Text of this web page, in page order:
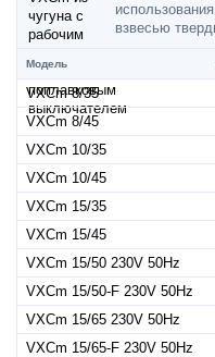
взвесью
Модель
VXCm 8/35
VXCm 8/45
VXCm 10/35
VXCm 10/45
VXCm 15/35
VXCm 15/45
VXCm 15/50 230V 50Hz
VXCm 15/50-F 230V 50Hz
VXCm 15/65 230V 50Hz
VXCm 15/65-F 230V 50Hz